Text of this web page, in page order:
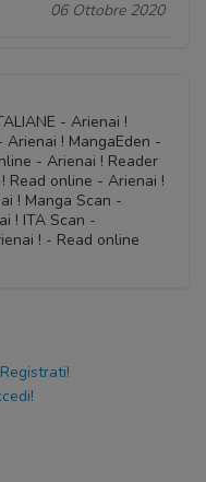
06 Ottobre 2020
- Arienai !
! MangaEden -
- Arienai ! Reader
Read online - Arienai !
! Manga Scan -
! ITA Scan -
! - Read online
Registrati!